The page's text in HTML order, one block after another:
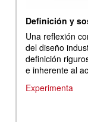
Definición y
Una reflexión
del diseño
definición
e inherente al
Experimenta